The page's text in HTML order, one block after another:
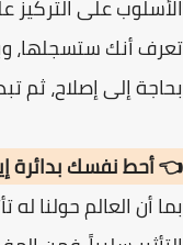
الأسلوب على
تعرف أنك ستسجلها،
بحاجة إلى إصلاح، ثم
👈أحط نفسك بدائرة
بما أن العالم حولنا